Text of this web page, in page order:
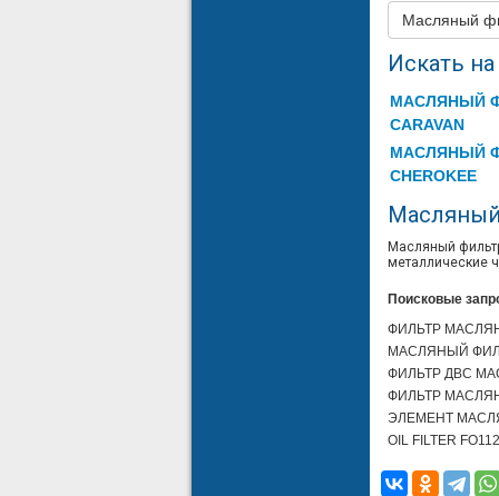
54 JEEP
55 JEEP
56 JEEP
58 JEEP
59 JEEP
60 JEEP
61 JEEP
62 JEEP
63 JEEP
65 JEEP
66 JEEP
Масляный
Искать
МАСЛЯНЫЙ
CARAVAN
МАСЛЯНЫЙ
CHEROKEE
Масляный
Масляный
металлические
Поисковые
ФИЛЬТР
МАСЛЯНЫЙ
ФИЛЬТР ДВС
ФИЛЬТР
ЭЛЕМЕНТ
OIL FILTER